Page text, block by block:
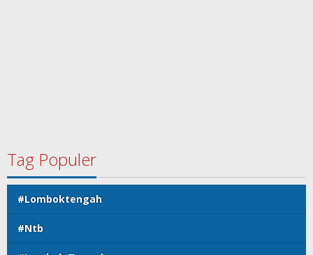
Tag Populer
#Lomboktengah
#Ntb